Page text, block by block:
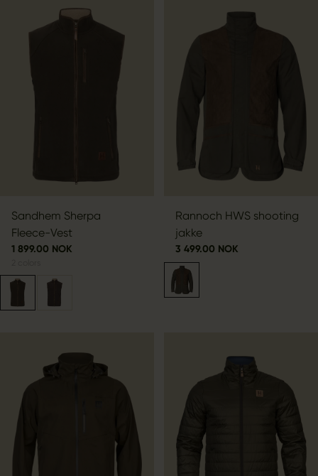
Sandhem Sherpa
Fleece-Vest
1 899.00 NOK
Rannoch HWS shooting
jakke
3 499.00 NOK